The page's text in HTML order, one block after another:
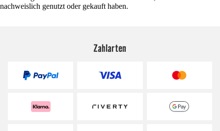
nachweislich genutzt oder gekauft haben.
Zahlarten